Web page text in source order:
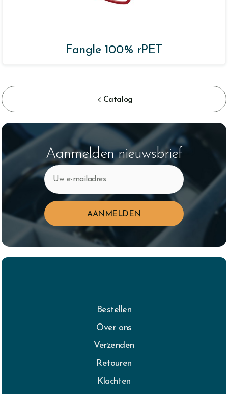
Fangle 100% rPET
 Catalog
Aanmelden nieuwsbrief
Bestellen
Over ons
Verzenden
Retouren
Klachten